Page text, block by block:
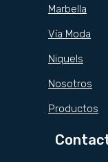
Marbella
Vía Moda
Niquels
Nosotros
Productos